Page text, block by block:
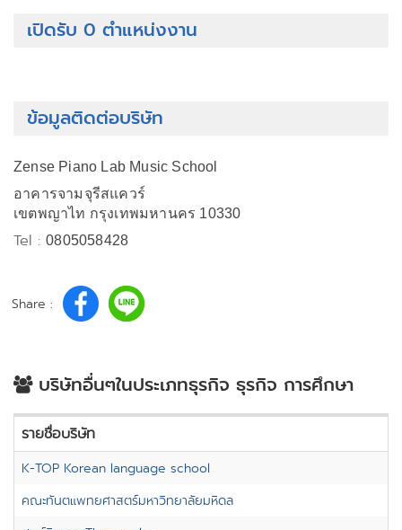
เปิดรับ 0 ตำแหน่งงาน
ข้อมูลติดต่อบริษัท
Zense Piano Lab Music School
อาคารจามจุรีสแควร์
เขตพญาไท กรุงเทพมหานคร 10330
Tel :0805058428
Share :
บริษัทอื่นๆในประเภทธุรกิจ ธุรกิจ การศึกษา
รายชื่อบริษัท
K-TOP Korean language school
คณะทันตแพทยศาสตร์มหาวิทยาลัยมหิดล